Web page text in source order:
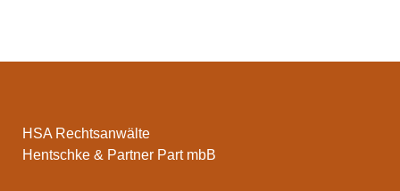
HSA Rechtsanwälte
Hentschke & Partner Part mbB